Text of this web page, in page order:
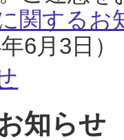
関するお
6月3日）
知らせ